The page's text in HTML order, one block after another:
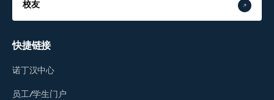
校友
快捷链接
诺丁汉中心
员工/学生门户